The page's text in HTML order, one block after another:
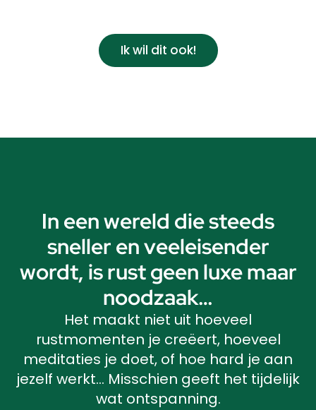
Ik wil dit ook!
In een wereld die steeds
sneller en veeleisender
wordt, is rust geen luxe maar
noodzaak…
Het maakt niet uit hoeveel
rustmomenten je creëert, hoeveel
meditaties je doet, of hoe hard je aan
jezelf werkt… Misschien geeft het tijdelijk
wat ontspanning.